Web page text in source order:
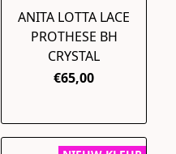
ANITA LOTTA LACE
PROTHESE BH
CRYSTAL
€65,00